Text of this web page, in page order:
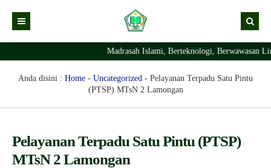
Kabar Madrasah
Profil Madrasah
Ekstrakurikuler Madrasah
KURIKULUM
Struktur Organisasi Madrasah
Madrasah Islami, Berteknologi, Berwawasan
Anda disini : Home - Uncategorized - Pelayanan Terpadu Satu Pintu
(PTSP) MTsN 2 Lamongan
Pelayanan Terpadu Satu Pintu (PTSP)
MTsN 2 Lamongan